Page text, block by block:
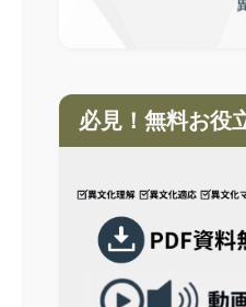
必見！無料お役